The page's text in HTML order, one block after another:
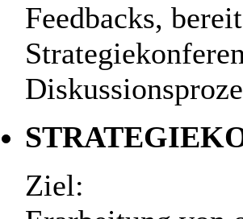
Feedbacks,
Ziel: